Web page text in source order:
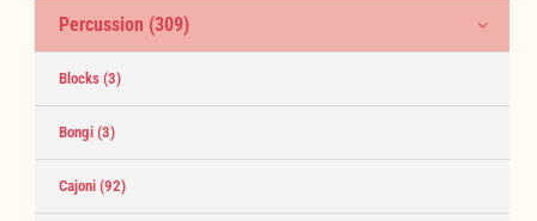
Percussion (309)
Blocks (3)
Bongi (3)
Cajoni (92)